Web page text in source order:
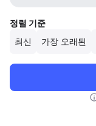
정렬 기준
최신
가장 오래된